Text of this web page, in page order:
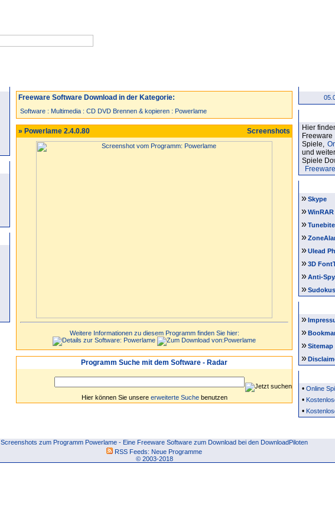
Freeware Software Download in der Kategorie:
Software : Multimedia : CD DVD Brennen & kopieren : Powerlame
» Powerlame 2.4.0.80 Screenshots
Weitere Informationen zu diesem Programm finden Sie hier:
Programm Suche mit dem Software - Radar
Hier können Sie unsere erweiterte Suchebenutzen
Hier
Freeware
Spiele,
und
Spiele
»Skype
»WinRAR
»Tunebite
»
»Ulead
»3D
»Anti-
»Sudokus
»
»
»Sitemap
»
• Online
•
•
Screenshots zum Programm Powerlame - Eine Freeware Software zum Download bei den DownloadPiloten
RSS Feeds: Neue Programme
© 2003-2018